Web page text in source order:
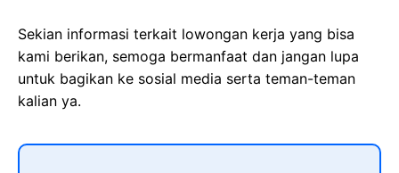
Sekian informasi terkait lowongan kerja yang bisa
kami berikan, semoga bermanfaat dan jangan lupa
untuk bagikan ke sosial media serta teman-teman
kalian ya.